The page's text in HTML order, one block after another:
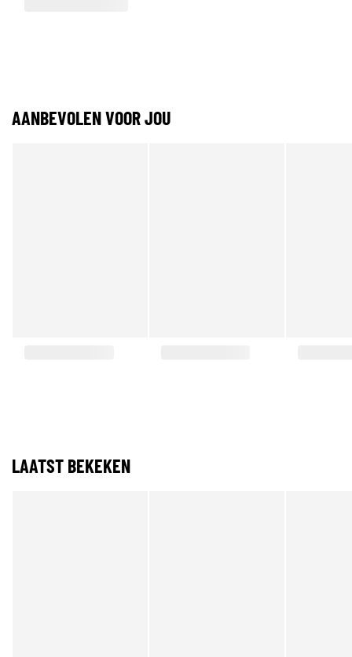
AANBEVOLEN VOOR JOU
LAATST BEKEKEN